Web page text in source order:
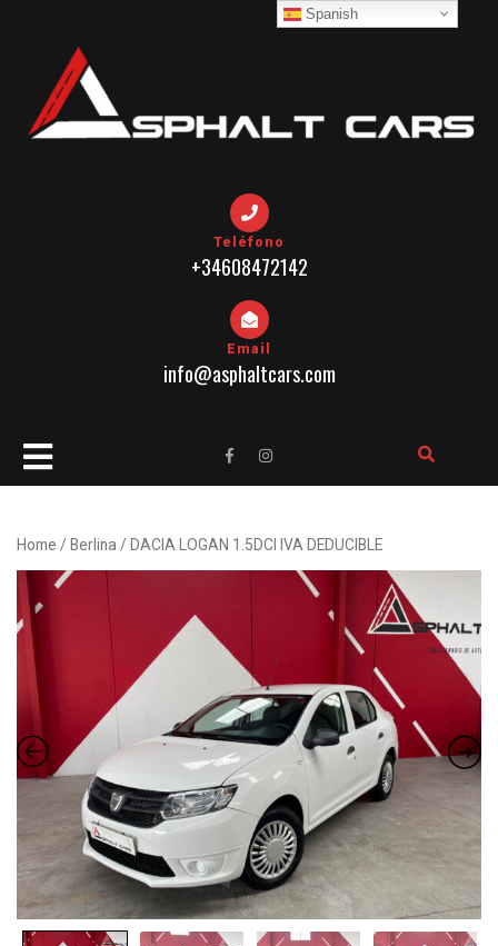
Teléfono
+34608472142
Email
info@asphaltcars.com
Open
Button
Home / Berlina / DACIA LOGAN 1.5DCI IVA DEDUCIBLE
Spanish